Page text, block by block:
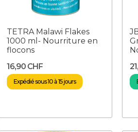
TETRA Malawi Flakes
1000 ml- Nourriture en
flocons
16,90 CHF
Expédié sous 10 à 15 jours